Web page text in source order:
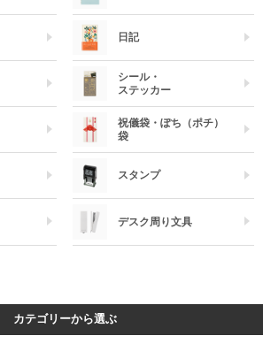
日記
シール・
ステッカー
祝儀袋・ぽち（ポチ）
袋
スタンプ
デスク周り文具
カテゴリーから選ぶ